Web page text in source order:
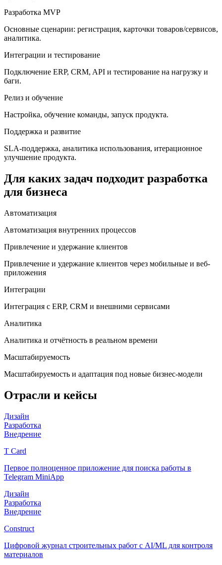
Разработка MVP
Основные сценарии: регистрация, карточки товаров/сервисов,
аналитика.
Интеграции и тестирование
Подключение ERP, CRM, API и тестирование на нагрузку и
баги.
Релиз и обучение
Настройка, обучение команды, запуск продукта.
Поддержка и развитие
SLA-поддержка, аналитика использования, итерационное
улучшение продукта.
Для каких задач подходит разработка
для бизнеса
Автоматизация
Автоматизация внутренних процессов
Привлечение и удержание клиентов
Привлечение и удержание клиентов через мобильные и веб-
приложения
Интеграции
Интеграция с ERP, CRM и внешними сервисами
Аналитика
Аналитика и отчётность в реальном времени
Масштабируемость
Масштабируемость и адаптация под новые бизнес-модели
Отрасли и кейсы
Дизайн
Разработка
Внедрение
T Card
Первое полноценное приложение для поиска работы в
Telegram MiniApp
Дизайн
Разработка
Внедрение
Construct
Цифровой журнал строительных работ с AI/ML для контроля
материалов